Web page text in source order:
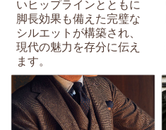
いヒップラインとともに
脚長効果も備えた完璧な
シルエットが構築され、
現代の魅力を存分に伝え
ます。